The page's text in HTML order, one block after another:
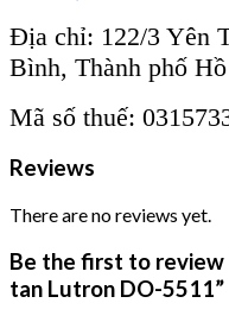
Địa chỉ: 122/3 Yên
Bình, Thành phố
Mã số thuế:
Reviews
There are no reviews yet.
Be the first to review
tan Lutron DO-5511”